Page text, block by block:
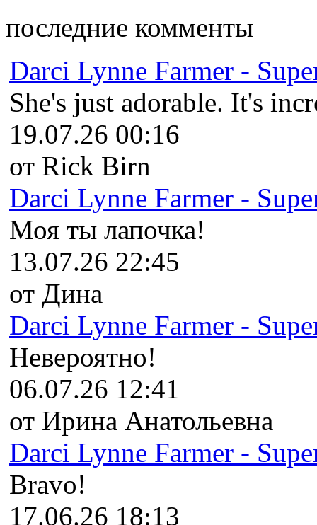
последние комменты
Darci Lynne Farmer -
She's just adorable. It's
19.07.26 00:16
от Rick Birn
Darci Lynne Farmer -
Моя ты лапочка!
13.07.26 22:45
от Дина
Darci Lynne Farmer -
Невероятно!
06.07.26 12:41
от Ирина Анатольевна
Darci Lynne Farmer -
Bravo!
17.06.26 18:13